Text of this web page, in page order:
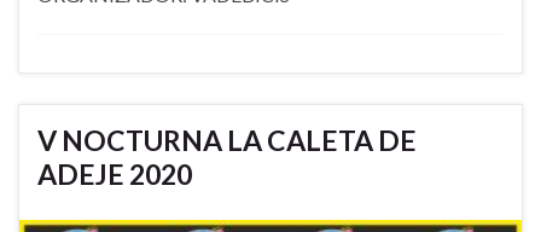
V NOCTURNA LA CALETA DE
ADEJE 2020